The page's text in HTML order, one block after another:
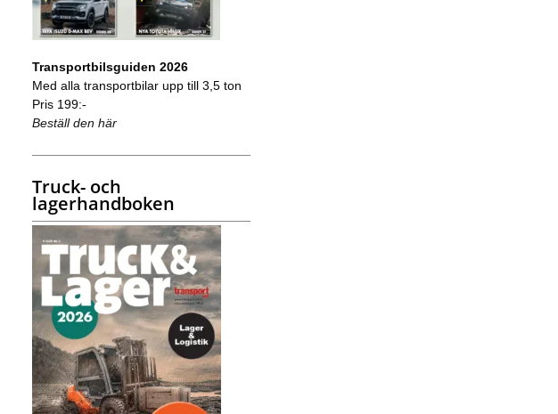
Transportbilsguiden 2026
Med alla transportbilar upp till 3,5 ton
Pris 199:-
Beställ den här
Truck- och
lagerhandboken